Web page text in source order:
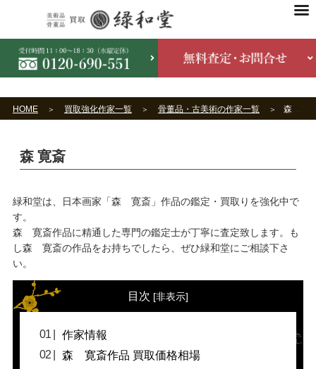
HOME 買取強化作家一覧 骨董品・古美術の作家一覧 森 寛斎
森 寛斎
緑和堂は、日本画家「森 寛斎」作品の鑑定・買取りを強化中で
す。
森 寛斎作品に精通した専門の鑑定士が丁寧に査定致します。も
し森 寛斎の作品をお持ちでしたら、ぜひ緑和堂にご相談下さ
い。
目次 [非表示]
作家情報
森 寛斎作品 買取価格相場